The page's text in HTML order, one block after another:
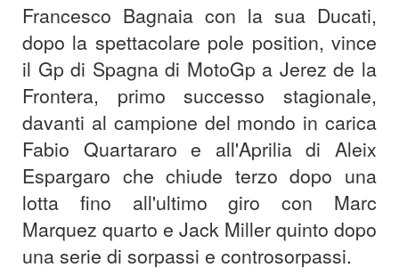
Francesco Bagnaia con la sua Ducati,
dopo la spettacolare pole position, vince
il Gp di Spagna di MotoGp a Jerez de la
Frontera, primo successo stagionale,
davanti al campione del mondo in carica
Fabio Quartararo e all'Aprilia di Aleix
Espargaro che chiude terzo dopo una
lotta fino all'ultimo giro con Marc
Marquez quarto e Jack Miller quinto dopo
una serie di sorpassi e controsorpassi.